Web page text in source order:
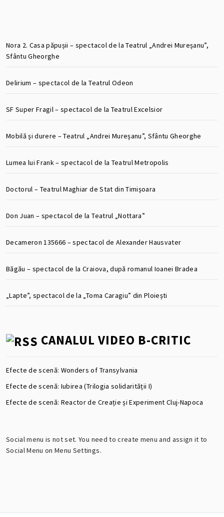
Nora 2. Casa păpușii – spectacol de la Teatrul „Andrei Mureșanu”,
Sfântu Gheorghe
Delirium – spectacol de la Teatrul Odeon
SF Super Fragil – spectacol de la Teatrul Excelsior
Mobilă și durere – Teatrul „Andrei Mureșanu”, Sfântu Gheorghe
Lumea lui Frank – spectacol de la Teatrul Metropolis
Doctorul – Teatrul Maghiar de Stat din Timișoara
Don Juan – spectacol de la Teatrul „Nottara”
Decameron 135666 – spectacol de Alexander Hausvater
Băgău – spectacol de la Craiova, după romanul Ioanei Bradea
„Lapte”, spectacol de la „Toma Caragiu” din Ploiești
CANALUL VIDEO B-CRITIC
Efecte de scenă: Wonders of Transylvania
Efecte de scenă: Iubirea (Trilogia solidarității I)
Efecte de scenă: Reactor de Creație și Experiment Cluj-Napoca
Social menu is not set. You need to create menu and assign it to
Social Menu on Menu Settings.